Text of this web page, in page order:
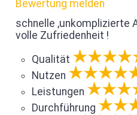
Bewertung melden
schnelle ,unkomplizierte
volle Zufriedenheit !
Qualität
Nutzen
Leistungen
Durchführung